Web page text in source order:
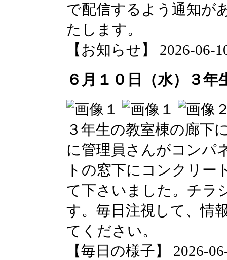
で配信するよう通知が
たします。
【お知らせ】 2026-06-
６月１０日（水）３
３年生の教室棟の廊下
に管理員さんがコンパ
トの窓下にコンクリー
て下さいました。チラ
す。毎日注視して、情
てください。
【毎日の様子】 2026-